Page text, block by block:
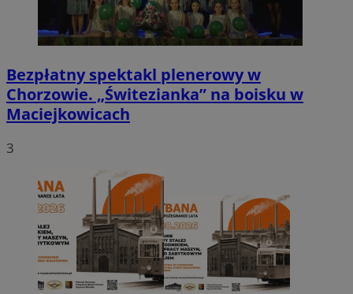
Bezpłatny spektakl plenerowy w
Chorzowie. „Świtezianka” na boisku w
Maciejkowicach
3